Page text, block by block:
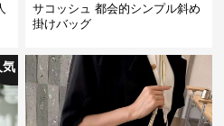
サコッシュ 都会的シンプル斜め
掛けバッグ
気